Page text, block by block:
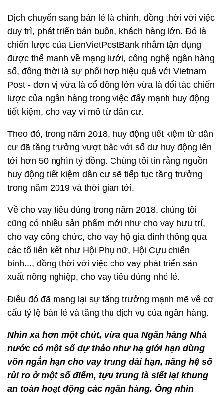
Dịch chuyển sang bán lẻ là chính, đồng thời với việc
duy trì, phát triển bán buôn, khách hàng lớn. Đó là
chiến lược của LienVietPostBank nhằm tận dụng
được thế mạnh về mạng lưới, công nghệ ngân hàng
số, đồng thời là sự phối hợp hiệu quả với Vietnam
Post - đơn vị vừa là cổ đông lớn vừa là đối tác chiến
lược của ngân hàng trong việc đẩy mạnh huy động
tiết kiệm, cho vay vi mô từ dân cư.
Theo đó, trong năm 2018, huy động tiết kiệm từ dân
cư đã tăng trưởng vượt bậc với số dư huy động lên
tới hơn 50 nghìn tỷ đồng. Chúng tôi tin rằng nguồn
huy động tiết kiệm dân cư sẽ tiếp tục tăng trưởng
trong năm 2019 và thời gian tới.
Về cho vay tiêu dùng trong năm 2018, chúng tôi
cũng có nhiều sản phẩm mới như cho vay hưu trí,
cho vay công chức, cho vay hộ gia đình thông qua
các tổ liên kết như Hội Phụ nữ, Hội Cựu chiến
binh..., đồng thời với việc cho vay phát triển sản
xuất nông nghiệp, cho vay tiêu dùng nhỏ lẻ.
Điều đó đã mang lại sự tăng trưởng mạnh mẽ về cơ
cấu tỷ lệ bán lẻ và tăng thu dịch vụ của ngân hàng.
Nhìn xa hơn một chút, vừa qua Ngân hàng Nhà
nước có một số dự thảo như hạ giới hạn dùng
vốn ngắn hạn cho vay trung dài hạn, nâng hệ số
rủi ro ở một số điểm, tựu trung là siết lại khung
an toàn hoạt động các ngân hàng. Ông nhìn